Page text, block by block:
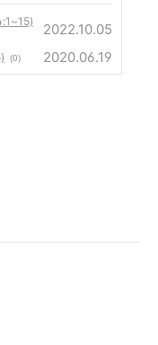
2022.10.05
(0) 2020.06.19